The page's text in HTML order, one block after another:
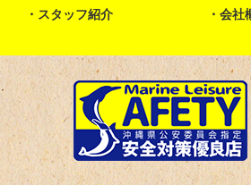
スタッフ紹介 会社